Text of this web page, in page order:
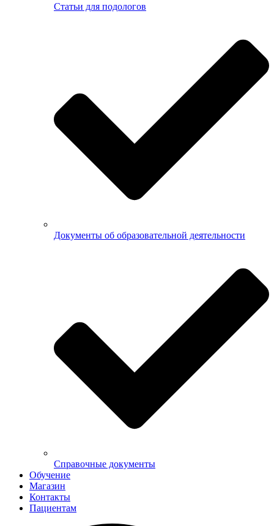
Статьи для подологов
Документы об образовательной деятельности
Справочные документы
Обучение
Магазин
Контакты
Пациентам